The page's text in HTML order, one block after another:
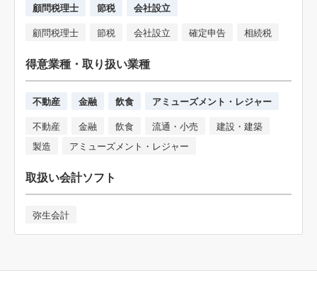
顧問税理士 節税 会社設立
顧問税理士 節税 会社設立 確定申告 相続税
得意業種・取り扱い業種
不動産 金融 飲食 アミューズメント・レジャー
不動産 金融 飲食 流通・小売
建設・建築
製造
アミューズメント・レジャー
取扱い会計ソフト
弥生会計